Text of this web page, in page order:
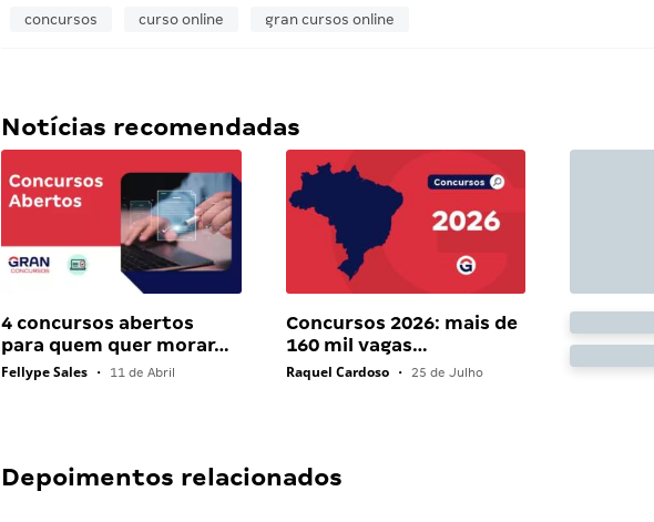
concursos curso online gran cursos online
Notícias recomendadas
4 concursos abertos
para quem quer morar…
Fellype Sales • 11 de Abril
Concursos 2026: mais de
160 mil vagas…
Raquel Cardoso • 25 de Julho
Depoimentos relacionados